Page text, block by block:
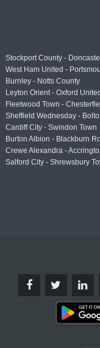
Stockport County -
West Ham United -
Burnley - Notts County
Leyton Orient - Oxford United
Fleetwood Town -
Sheffield Wednesday -
Cardiff City - Swindon Town
Burton Albion - Blackburn
Crewe Alexandra -
Salford City - Shrewsbury